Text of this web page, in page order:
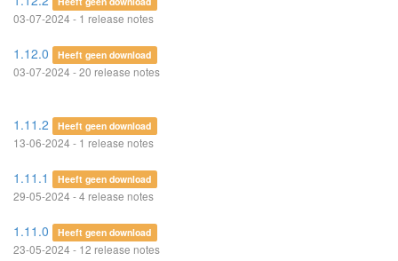
03-07-2024 - 1 release notes
1.12.0 Heeft geen download
03-07-2024 - 20 release notes
1.11.2 Heeft geen download
13-06-2024 - 1 release notes
1.11.1 Heeft geen download
29-05-2024 - 4 release notes
1.11.0 Heeft geen download
23-05-2024 - 12 release notes